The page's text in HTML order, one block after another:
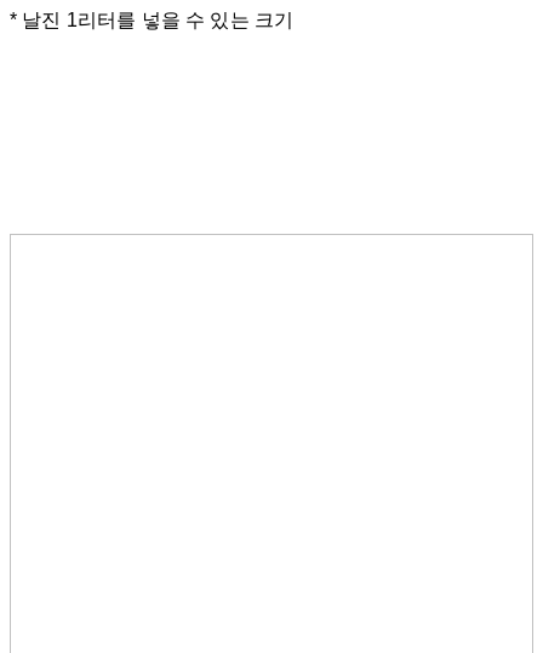
* 날진 1리터를 넣을 수 있는 크기